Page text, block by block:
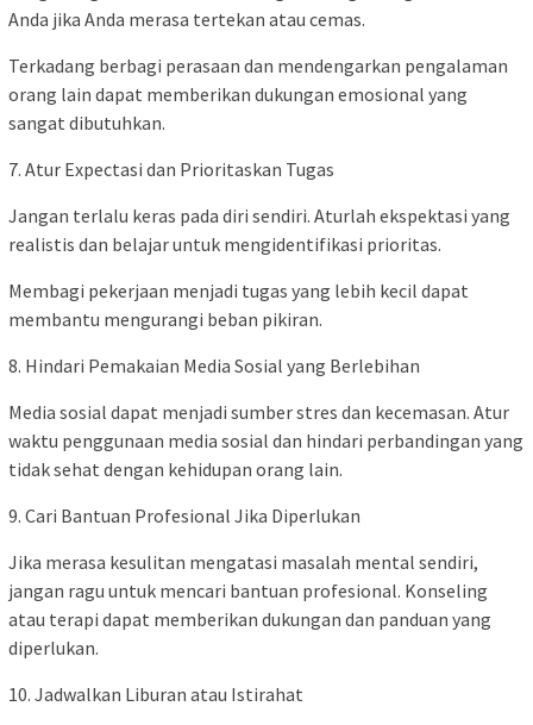
Anda jika Anda merasa tertekan atau cemas.
Terkadang berbagi perasaan dan mendengarkan pengalaman
orang lain dapat memberikan dukungan emosional yang
sangat dibutuhkan.
7. Atur Expectasi dan Prioritaskan Tugas
Jangan terlalu keras pada diri sendiri. Aturlah ekspektasi yang
realistis dan belajar untuk mengidentifikasi prioritas.
Membagi pekerjaan menjadi tugas yang lebih kecil dapat
membantu mengurangi beban pikiran.
8. Hindari Pemakaian Media Sosial yang Berlebihan
Media sosial dapat menjadi sumber stres dan kecemasan. Atur
waktu penggunaan media sosial dan hindari perbandingan yang
tidak sehat dengan kehidupan orang lain.
9. Cari Bantuan Profesional Jika Diperlukan
Jika merasa kesulitan mengatasi masalah mental sendiri,
jangan ragu untuk mencari bantuan profesional. Konseling
atau terapi dapat memberikan dukungan dan panduan yang
diperlukan.
10. Jadwalkan Liburan atau Istirahat